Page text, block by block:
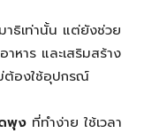
าธิเท่านั้น แต่ยังช่วย
หาร และเสริมสร้าง
ต้องใช้อุปกรณ์
พุง ที่ทำง่าย ใช้เวลา